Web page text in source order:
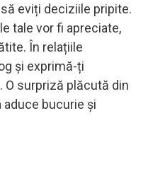
eviți deciziile pripite.
tale vor fi apreciate,
În relațiile
și exprimă-ți
surpriză plăcută din
aduce bucurie și